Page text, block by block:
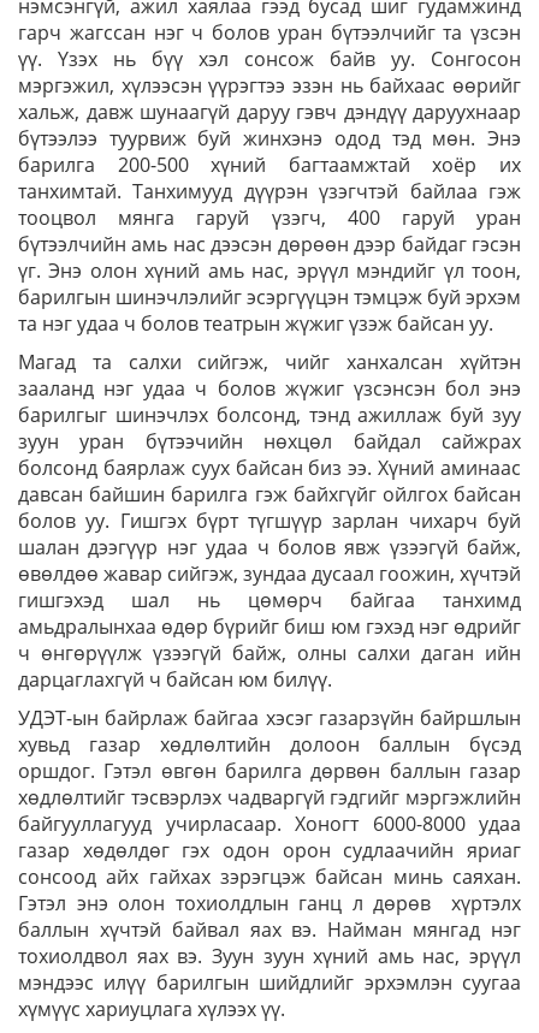
нэмсэнгүй, ажил хаялаа гээд бусад шиг гудамжинд
гарч жагссан нэг ч болов уран бүтээлчийг та үзсэн
үү. Үзэх нь бүү хэл сонсож байв уу. Сонгосон
мэргэжил, хүлээсэн үүрэгтээ эзэн нь байхаас өөрийг
хальж, давж шунаагүй даруу гэвч дэндүү даруухнаар
бүтээлээ туурвиж буй жинхэнэ одод тэд мөн. Энэ
барилга 200-500 хүний багтаамжтай хоёр их
танхимтай. Танхимууд дүүрэн үзэгчтэй байлаа гэж
тооцвол мянга гаруй үзэгч, 400 гаруй уран
бүтээлчийн амь нас дээсэн дөрөөн дээр байдаг гэсэн
үг. Энэ олон хүний амь нас, эрүүл мэндийг үл тоон,
барилгын шинэчлэлийг эсэргүүцэн тэмцэж буй эрхэм
та нэг удаа ч болов театрын жүжиг үзэж байсан уу.
Магад та салхи сийгэж, чийг ханхалсан хүйтэн
зааланд нэг удаа ч болов жүжиг үзсэнсэн бол энэ
барилгыг шинэчлэх болсонд, тэнд ажиллаж буй зуу
зуун уран бүтээчийн нөхцөл байдал сайжрах
болсонд баярлаж суух байсан биз ээ. Хүний аминаас
давсан байшин барилга гэж байхгүйг ойлгох байсан
болов уу. Гишгэх бүрт түгшүүр зарлан чихарч буй
шалан дээгүүр нэг удаа ч болов явж үзээгүй байж,
өвөлдөө жавар сийгэж, зундаа дусаал гоожин, хүчтэй
гишгэхэд шал нь цөмөрч байгаа танхимд
амьдралынхаа өдөр бүрийг биш юм гэхэд нэг өдрийг
ч өнгөрүүлж үзээгүй байж, олны салхи даган ийн
дарцаглахгүй ч байсан юм билүү.
УДЭТ-ын байрлаж байгаа хэсэг газарзүйн байршлын
хувьд газар хөдлөлтийн долоон баллын бүсэд
оршдог. Гэтэл өвгөн барилга дөрвөн баллын газар
хөдлөлтийг тэсвэрлэх чадваргүй гэдгийг мэргэжлийн
байгууллагууд учирласаар. Хоногт 6000-8000 удаа
газар хөдөлдөг гэх одон орон судлаачийн яриаг
сонсоод айх гайхах зэрэгцэж байсан минь саяхан.
Гэтэл энэ олон тохиолдлын ганц л дөрөв хүртэлх
баллын хүчтэй байвал яах вэ. Найман мянгад нэг
тохиолдвол яах вэ. Зуун зуун хүний амь нас, эрүүл
мэндээс илүү барилгын шийдлийг эрхэмлэн суугаа
хүмүүс хариуцлага хүлээх үү.